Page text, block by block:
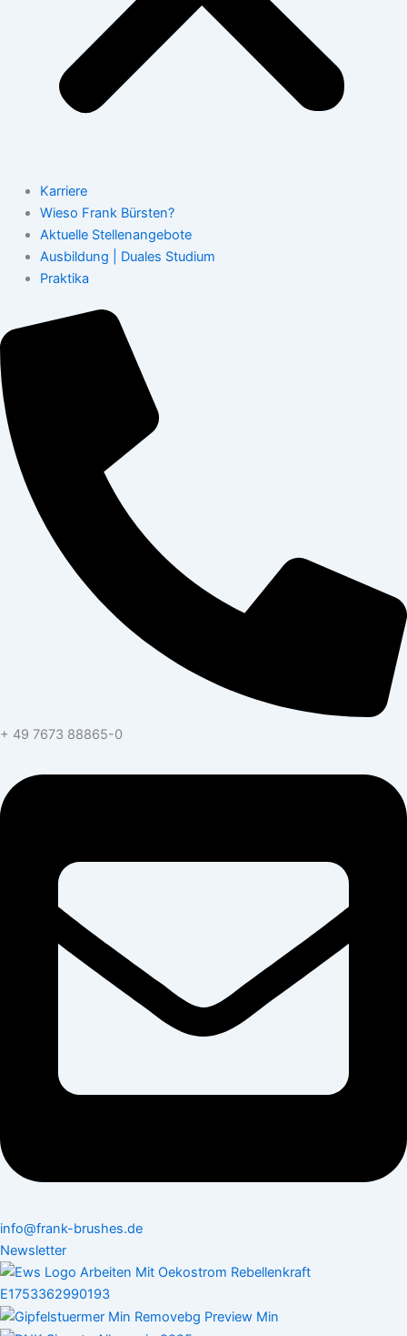
Karriere
Wieso Frank Bürsten?
Aktuelle Stellenangebote
Ausbildung | Duales Studium
Praktika
+ 49 7673 88865-0
info@frank-brushes.de
Newsletter